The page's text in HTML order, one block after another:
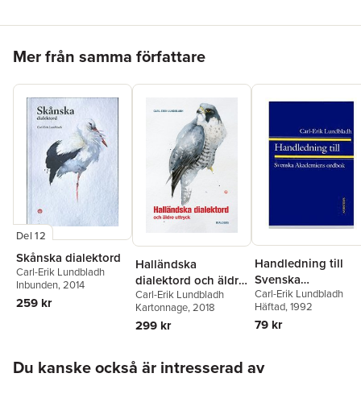
Mer från samma författare
Del 12
Skånska dialektord
Carl-Erik Lundbladh
Inbunden, 2014
259 kr
Halländska
dialektord och äldre
uttryck
Carl-Erik Lundbladh
Kartonnage, 2018
299 kr
Handledning till
Svenska
akademiens
Carl-Erik Lundbladh
Häftad, 1992
79 kr
Du kanske också är intresserad av